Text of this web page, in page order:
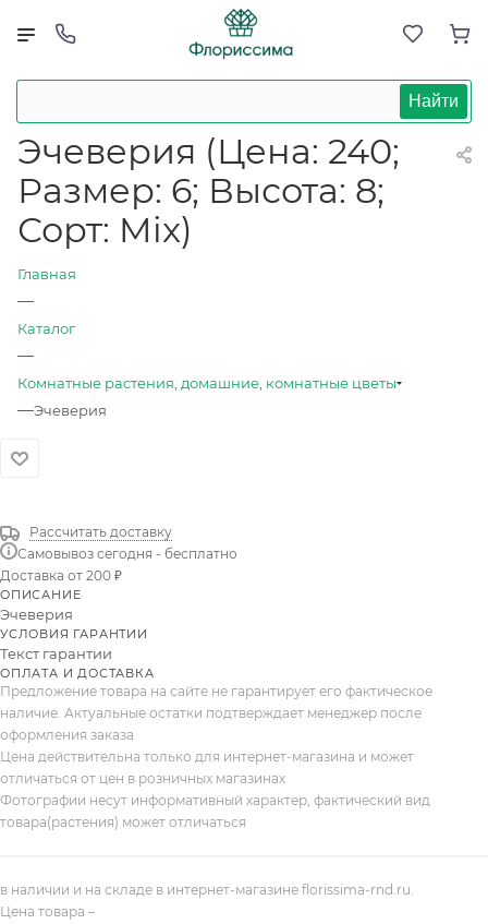
Найти
Эчеверия (Цена: 240;
Размер: 6; Высота: 8;
Сорт: Mix)
Главная
—
Каталог
—
Комнатные растения, домашние, комнатные цветы
—Эчеверия
Рассчитать доставку
Самовывоз сегодня - бесплатно
Доставка от 200 ₽
ОПИСАНИЕ
Эчеверия
УСЛОВИЯ ГАРАНТИИ
Текст гарантии
ОПЛАТА И ДОСТАВКА
Предложение товара на сайте не гарантирует его фактическое
наличие. Актуальные остатки подтверждает менеджер после
оформления заказа
Цена действительна только для интернет-магазина и может
отличаться от цен в розничных магазинах
Фотографии несут информативный характер, фактический вид
товара(растения) может отличаться
в наличии и на складе в интернет-магазине florissima-rnd.ru.
Цена товара –